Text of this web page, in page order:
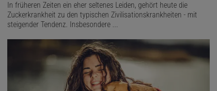
In früheren Zeiten ein eher seltenes Leiden, gehört heute die
Zuckerkrankheit zu den typischen Zivilisationskrankheiten - mit
steigender Tendenz. Insbesondere ...